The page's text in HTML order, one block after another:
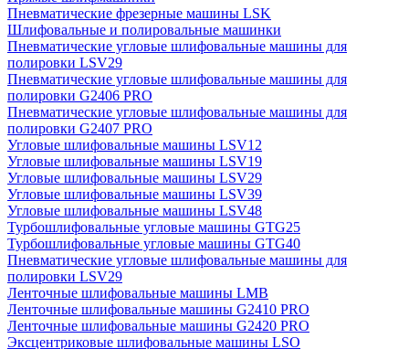
Пневматические фрезерные машины LSK
Шлифовальные и полировальные машинки
Пневматические угловые шлифовальные машины для
полировки LSV29
Пневматические угловые шлифовальные машины для
полировки G2406 PRO
Пневматические угловые шлифовальные машины для
полировки G2407 PRO
Угловые шлифовальные машины LSV12
Угловые шлифовальные машины LSV19
Угловые шлифовальные машины LSV29
Угловые шлифовальные машины LSV39
Угловые шлифовальные машины LSV48
Турбошлифовальные угловые машины GTG25
Турбошлифовальные угловые машины GTG40
Пневматические угловые шлифовальные машины для
полировки LSV29
Ленточные шлифовальные машины LMB
Ленточные шлифовальные машины G2410 PRO
Ленточные шлифовальные машины G2420 PRO
Эксцентриковые шлифовальные машины LSO